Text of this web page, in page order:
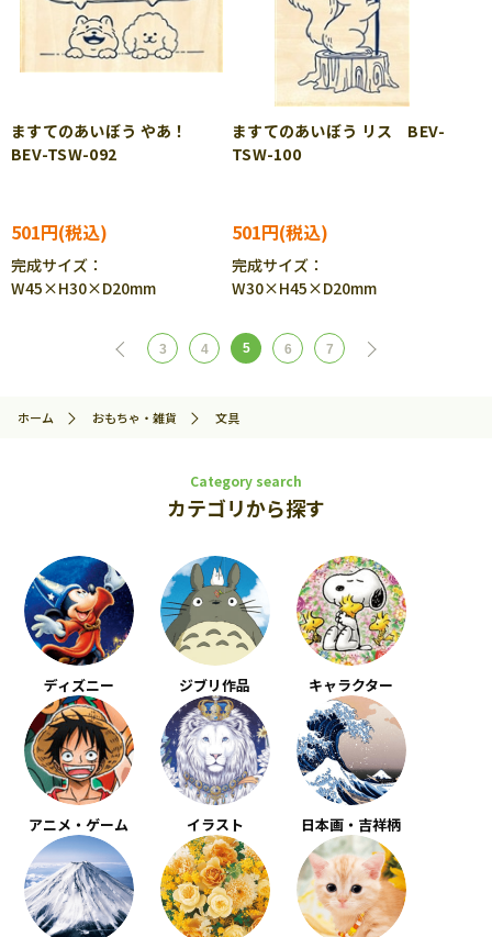
ますてのあいぼう やあ！
BEV-TSW-092
501円
完成サイズ：
W45×H30×D20mm
ますてのあいぼう リス BEV-
TSW-100
501円
完成サイズ：
W30×H45×D20mm
3 4 5 6 7
ホーム おもちゃ・雑貨 文具
Category search
カテゴリから探す
ディズニー ジブリ作品 キャラクター
アニメ・ゲーム イラスト 日本画・吉祥柄